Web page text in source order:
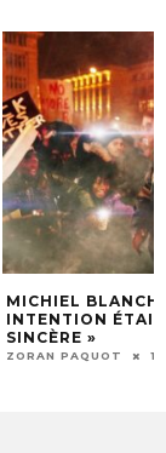
UN WEEK-END
2024
ZORAN PAQUOT